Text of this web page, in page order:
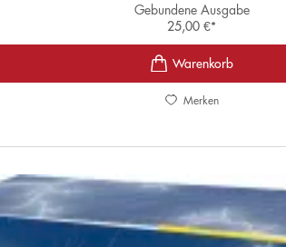
Gebundene Ausgabe
25,00€*
Merken